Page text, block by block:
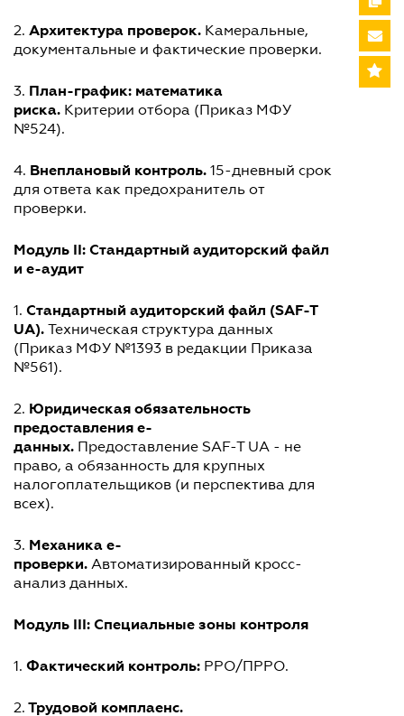
2. Архитектура проверок. Камеральные,
документальные и фактические проверки.
3. План-график: математика
риска. Критерии отбора (Приказ МФУ
№524).
4. Внеплановый контроль. 15-дневный срок
для ответа как предохранитель от
проверки.
Модуль II: Стандартный аудиторский файл
и e-аудит
1. Стандартный аудиторский файл (SAF-T
UA). Техническая структура данных
(Приказ МФУ №1393 в редакции Приказа
№561).
2. Юридическая обязательность
предоставления e-
данных. Предоставление SAF-T UA - не
право, а обязанность для крупных
налогоплательщиков (и перспектива для
всех).
3. Механика e-
проверки. Автоматизированный кросс-
анализ данных.
Модуль III: Специальные зоны контроля
1. Фактический контроль: РРО/ПРРО.
2. Трудовой комплаенс.